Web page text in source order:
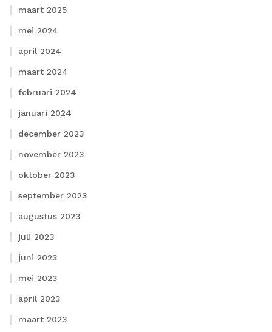
maart 2025
mei 2024
april 2024
maart 2024
februari 2024
januari 2024
december 2023
november 2023
oktober 2023
september 2023
augustus 2023
juli 2023
juni 2023
mei 2023
april 2023
maart 2023